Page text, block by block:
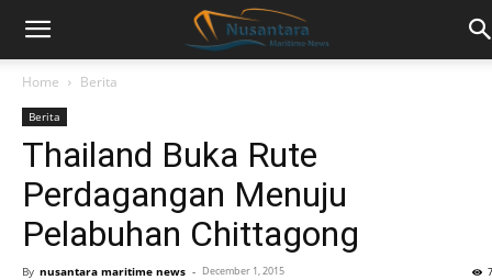
Home Berita
Berita
Thailand Buka Rute
Perdagangan Menuju
Pelabuhan Chittagong
By nusantara maritime news - December 1, 2015